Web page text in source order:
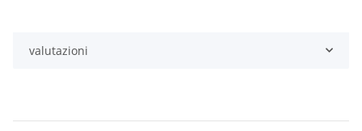
valutazioni